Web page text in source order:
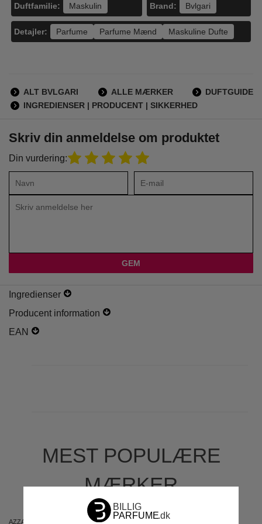
Duftfamilie: Maskulin Brand: Bvlgari
Detajler: Parfume Parfume Mænd Maskuline Dufte
ALT BVLGARI ALLE MÆRKER
DUFTGUIDE
INGREDIENSER | PRODUCENT | SIKKERHED
Skriv din anmeldelse om produktet
Din vurdering:
Ingredienser
Producent information
EAN
MEST POPULÆRE
MÆRKER
AZZARO